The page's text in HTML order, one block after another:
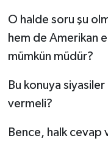
O halde soru şu
hem de Amerikan
mümkün müdür?
Bu konuya
vermeli?
Bence, halk cevap